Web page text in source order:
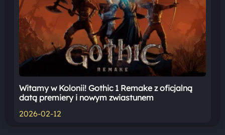
Witamy w Kolonii! Gothic 1 Remake z oficjalną
datą premiery i nowym zwiastunem
2026-02-12